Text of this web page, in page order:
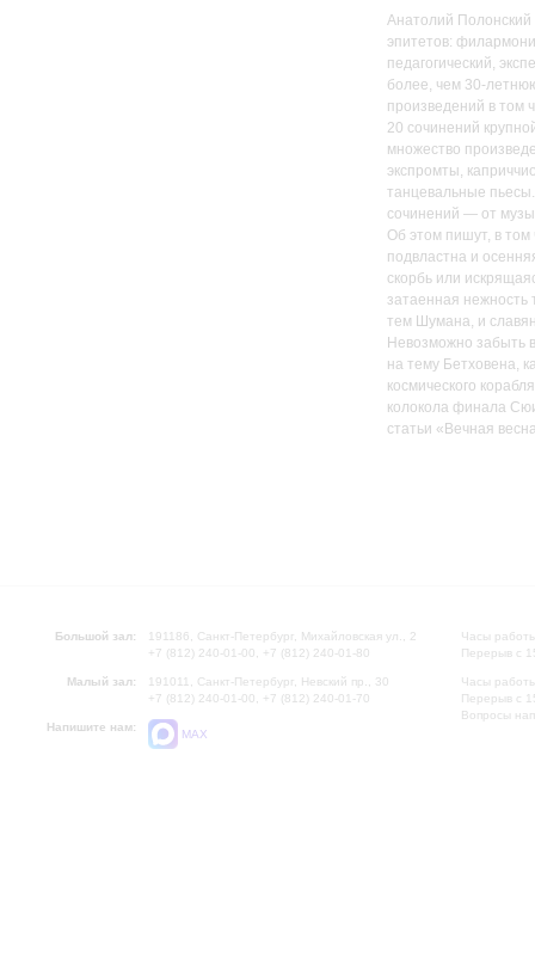
Анатолий
эпитетов:
педагогический,
более, чем 30-
произведений в том
20 сочинений
множество
экспромты,
танцевальные
сочинений — от
Об этом пишут, в том
подвластна и
скорбь или
затаенная нежность
тем Шумана, и
Невозможно забыть
на тему Бетховена,
космического
колокола финала
статьи «Вечная
Большой зал:
191186, Санкт-Петербург, Михайловская ул., 2
+7 (812) 240-01-00, +7 (812) 240-01-80
Малый зал:
191011, Санкт-Петербург, Невский пр., 30
+7 (812) 240-01-00, +7 (812) 240-01-70
Напишите нам:
MAX
Часы
Перерыв с
Часы
Перерыв с
Вопросы